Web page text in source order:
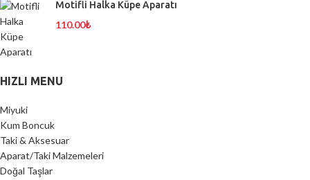
Motifli Halka Küpe Aparatı
110.00₺
HIZLI MENU
Miyuki
Kum Boncuk
Taki & Aksesuar
Aparat/Taki Malzemeleri
Doğal Taşlar